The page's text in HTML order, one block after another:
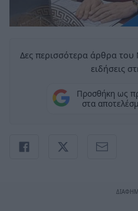
Δες περισσότερα άρθρα
ειδήσεις
Προσθήκη ως
στα